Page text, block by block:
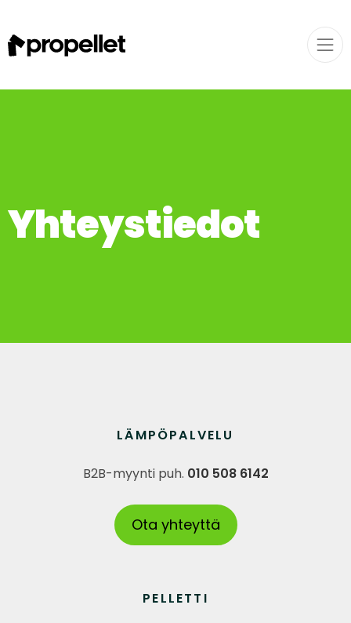
Yhteystiedot
LÄMPÖPALVELU
B2B-myynti puh. 010 508 6142
Ota yhteyttä
PELLETTI